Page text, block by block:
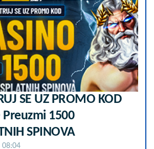
SE UZ PROMO KOD
Preuzmi 1500
SPINOVA
08:04